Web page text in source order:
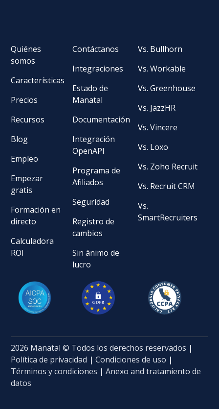
Quiénes
somos
Características
Precios
Recursos
Blog
Empleo
Empezar
gratis
Formación en
directo
Calculadora
ROI
Contáctanos
Integraciones
Estado de
Manatal
Documentación
Integración
OpenAPI
Programa de
Afiliados
Seguridad
Registro de
cambios
Sin ánimo de
lucro
Vs. Bullhorn
Vs. Workable
Vs. Greenhouse
Vs. JazzHR
Vs. Vincere
Vs. Loxo
Vs. Zoho Recruit
Vs. Recruit CRM
Vs.
SmartRecruiters
2026 Manatal © Todos los derechos reservados |
Política de privacidad |Condiciones de uso |
Términos y condiciones | Anexo and tratamiento de
datos